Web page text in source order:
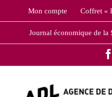
Mon compte Coffret «
Journal économique de la